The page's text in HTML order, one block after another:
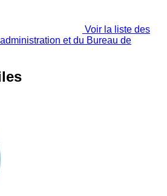
Voir la liste des
et du Bureau de